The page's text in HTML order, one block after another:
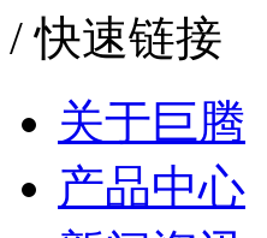
/快速链接
关于巨腾
产品中心